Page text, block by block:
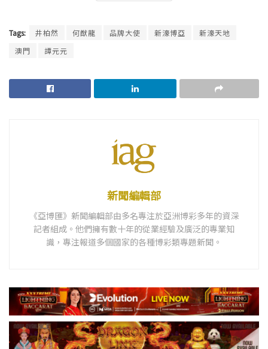
Tags: 井柏然 何猷龍 品牌大使 新濠博亞
新濠天地
澳門
譚元元
新聞編輯部
《亞博匯》新聞編輯部由多名專注於亞洲博彩多年的資深
記者組成。他們擁有數十年的從業經驗及廣泛的專業知
識，專注報道多個國家的各種博彩類專題新聞。